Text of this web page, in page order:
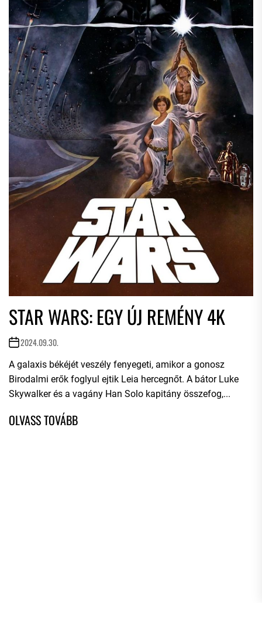
STAR WARS: EGY ÚJ REMÉNY 4K
2024.09.30.
A galaxis békéjét veszély fenyegeti, amikor a gonosz
Birodalmi erők foglyul ejtik Leia hercegnőt. A bátor Luke
Skywalker és a vagány Han Solo kapitány összefog,...